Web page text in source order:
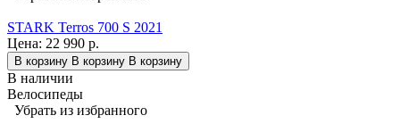
STARK Terros 700 S 2021
Цена: 22 990 р.
В корзину В корзину В корзину
В наличии
Велосипеды
Убрать из избранного